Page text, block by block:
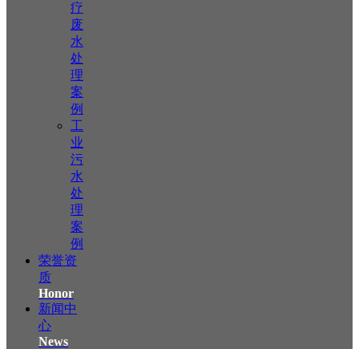
疗
废
水
处
理
案
例
工
业
污
水
处
理
案
例
荣誉资
质
Honor
新闻中
心
News